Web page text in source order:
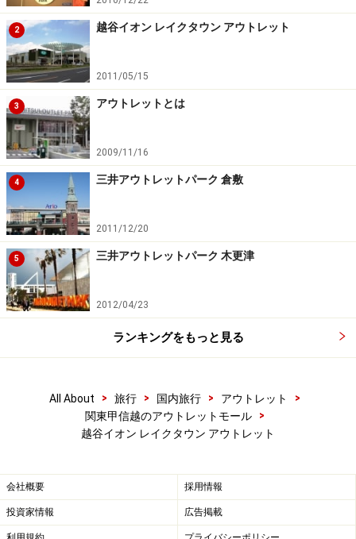
2 越谷イオン レイクタウン アウトレット
2011/05/15
3 アウトレットとは
2009/11/16
4 三井アウトレットパーク 倉敷
2011/12/20
5 三井アウトレットパーク 木更津
2012/04/23
ランキングをもっと見る
All About > 旅行 > 国内旅行 > アウトレット
>
関東甲信越のアウトレットモール
>
越谷イオン レイクタウン アウトレット
会社概要 採用情報
投資家情報 広告掲載